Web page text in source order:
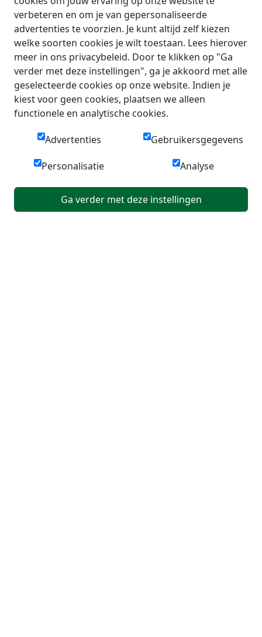
verbeteren en om je van gepersonaliseerde
advertenties te voorzien. Je kunt altijd zelf kiezen
welke soorten cookies je wilt toestaan. Lees hierover
meer in ons privacybeleid. Door te klikken op "Ga
verder met deze instellingen", ga je akkoord met alle
geselecteerde cookies op onze website. Indien je
kiest voor geen cookies, plaatsen we alleen
functionele en analytische cookies.
Advertenties Gebruikersgegevens
Personalisatie Analyse
Ga verder met deze instellingen